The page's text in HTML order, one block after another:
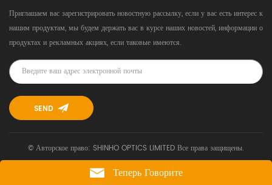
Приглашаем вас зарегистрировать новостную рассылку, если у вас есть интерес к
нашим продуктам, мы будем держать вас в курсе наших новостей, информации о
продуктах и ​​рекламных акциях, если таковые имеются.
© Авторское право: SHINHO OPTICS LIMITED Все права защищены.
Теперь Говорите